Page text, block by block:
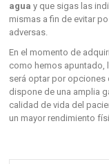
agua y que sigas las
mismas a fin de evitar
adversas.
En el momento de
como hemos apuntado,
será optar por opciones
dispone de una amplia
calidad de vida del
un mayor rendimiento